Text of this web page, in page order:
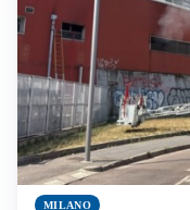
MILANO